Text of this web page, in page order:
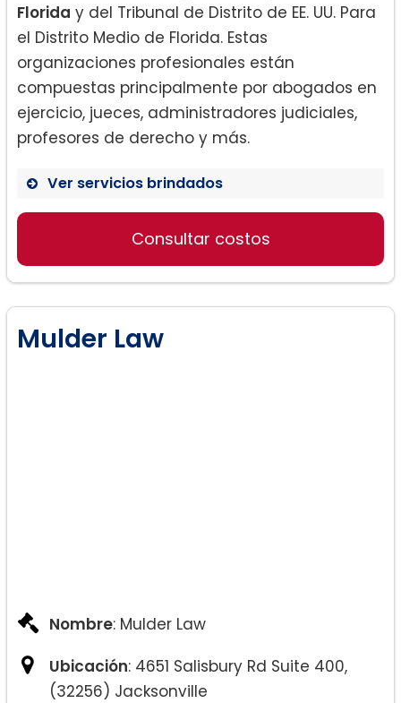
Florida y del Tribunal de Distrito de EE. UU. Para
el Distrito Medio de Florida. Estas
organizaciones profesionales están
compuestas principalmente por abogados en
ejercicio, jueces, administradores judiciales,
profesores de derecho y más.
Ver servicios brindados
Tarjeta Verde:
Consultar costos
Mulder Law
Nombre: Mulder Law
Ubicación: 4651 Salisbury Rd Suite 400,
(32256) Jacksonville